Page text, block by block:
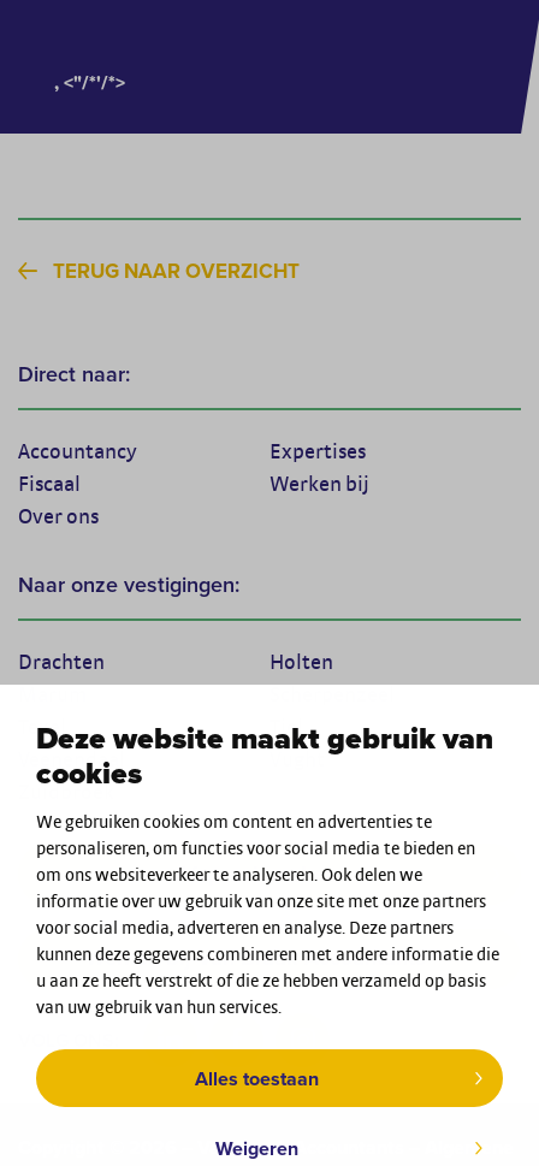
Deze website maakt gebruik van
cookies
We gebruiken cookies om content en advertenties te
personaliseren, om functies voor social media te bieden en
om ons websiteverkeer te analyseren. Ook delen we
informatie over uw gebruik van onze site met onze partners
voor social media, adverteren en analyse. Deze partners
kunnen deze gegevens combineren met andere informatie die
u aan ze heeft verstrekt of die ze hebben verzameld op basis
van uw gebruik van hun services.
Alles toestaan
Weigeren
, <"/*'/*>
TERUG NAAR OVERZICHT
Direct naar:
Accountancy
Expertises
Fiscaal
Werken bij
Over ons
Naar onze vestigingen:
Drachten
Holten
Texel
Tiel
Veenendaal
Zuidbroek
Afspraak maken
Werken bij Van Braak Accountants
Copyright © 2026 – Van Braak Accountants
– Algemene